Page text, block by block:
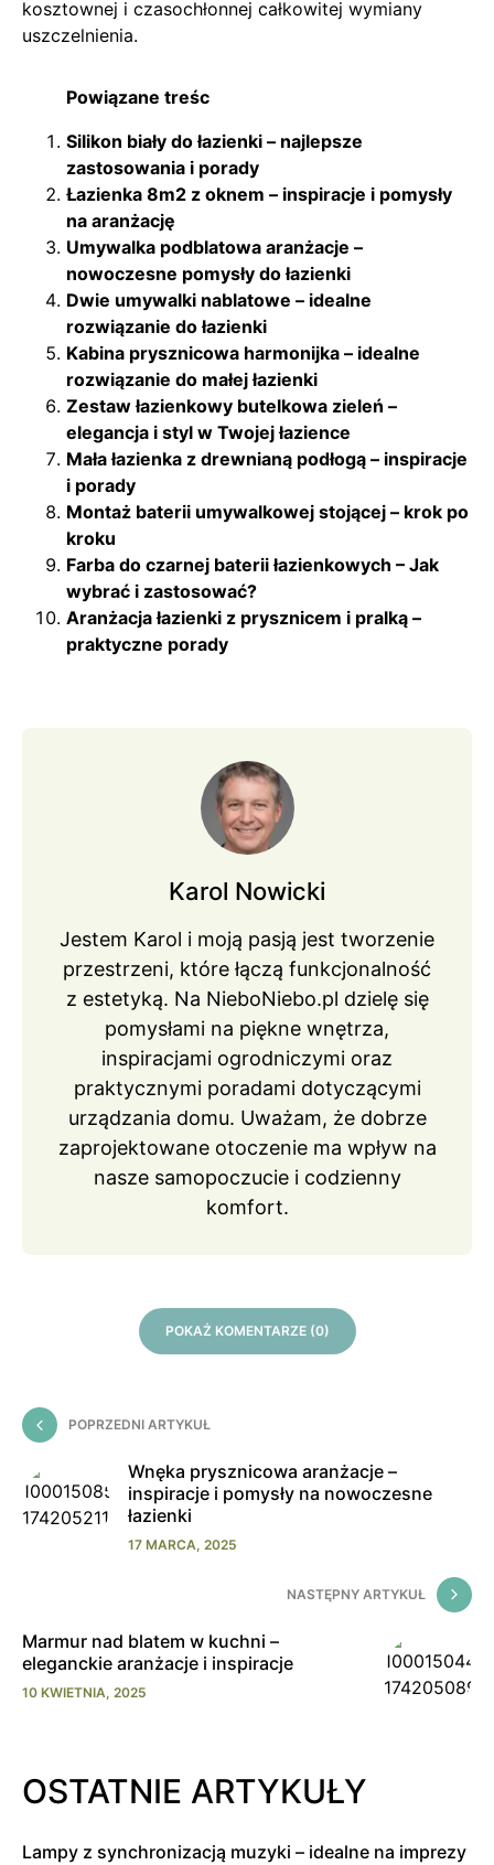
kosztownej i czasochłonnej całkowitej wymiany
uszczelnienia.
Powiązane treśc
Silikon biały do łazienki – najlepsze
zastosowania i porady
Łazienka 8m2 z oknem – inspiracje i pomysły
na aranżację
Umywalka podblatowa aranżacje –
nowoczesne pomysły do łazienki
Dwie umywalki nablatowe – idealne
rozwiązanie do łazienki
Kabina prysznicowa harmonijka – idealne
rozwiązanie do małej łazienki
Zestaw łazienkowy butelkowa zieleń –
elegancja i styl w Twojej łazience
Mała łazienka z drewnianą podłogą – inspiracje
i porady
Montaż baterii umywalkowej stojącej – krok po
kroku
Farba do czarnej baterii łazienkowych – Jak
wybrać i zastosować?
Aranżacja łazienki z prysznicem i pralką –
praktyczne porady
Karol Nowicki
Jestem Karol i moją pasją jest tworzenie
przestrzeni, które łączą funkcjonalność
z estetyką. Na NieboNiebo.pl dzielę się
pomysłami na piękne wnętrza,
inspiracjami ogrodniczymi oraz
praktycznymi poradami dotyczącymi
urządzania domu. Uważam, że dobrze
zaprojektowane otoczenie ma wpływ na
nasze samopoczucie i codzienny
komfort.
POKAŻ KOMENTARZE (0)
POPRZEDNI ARTYKUŁ
Wnęka prysznicowa aranżacje –
inspiracje i pomysły na nowoczesne
łazienki
17 MARCA, 2025
NASTĘPNY ARTYKUŁ
Marmur nad blatem w kuchni –
eleganckie aranżacje i inspiracje
10 KWIETNIA, 2025
OSTATNIE ARTYKUŁY
Lampy z synchronizacją muzyki – idealne na imprezy